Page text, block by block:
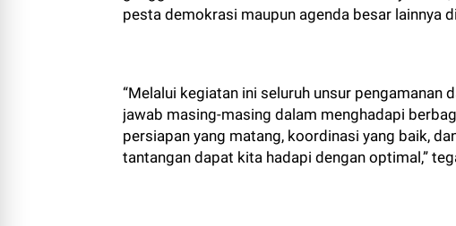
pesta demokrasi maupun agenda besar lainnya
“Melalui kegiatan ini seluruh unsur pengamanan
jawab masing-masing dalam menghadapi
persiapan yang matang, koordinasi yang baik,
tantangan dapat kita hadapi dengan optimal,”